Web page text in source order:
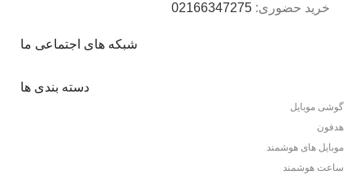
خرید حضوری: 02166347275
شبکه های اجتماعی ما
دسته بندی ها
گوشی موبایل
هدفون
موبایل های هوشمند
ساعت هوشمند